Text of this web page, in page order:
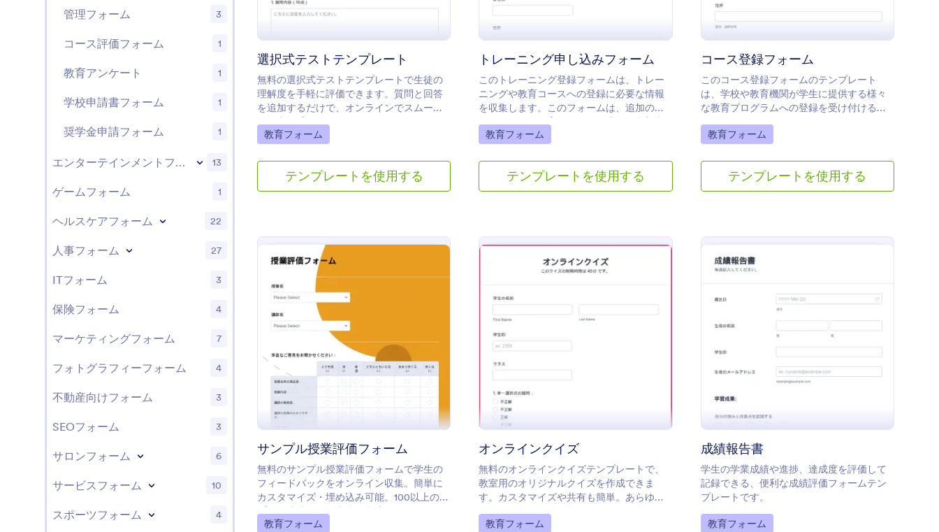
するために配色をカスタマイズすることが
能では、あなたが既に使用している他のア
カウントに直接テスト結果を送信すること
が簡単にできます。Googleシート、Google
ドライブ、またそれ以外の統合機能が用意
されています。無料のオンライン数学クイ
ズのテンプレートを使用して、生徒の学習
を支援するスマートな採点方法により、よ
り多くの時間を生徒と費やすことができま
トを使用して、生徒の学習を支援しましょ
選択式テストテンプレート
無料の選択式テストテンプレートで生徒の
理解度を手軽に評価できます。質問と回答
を追加するだけで、オンラインでスムーズ
に提出を受け付けられます。
Go to Category:
教育フォーム
テンプレートを使用する
トレーニング申し込みフォーム
このトレーニング登録フォームは、トレー
ニングや教育コースへの登録に必要な情報
を収集します。このフォームは、追加のト
レーニングや教育サービスを求める参加者
や学生の登録に使用できます。このフォー
Jotformが提供する20種類以上の決済プロ
セッサーのいずれかと統合することができ
ます。このフォームは完全にカスタマイズ
すべて収集することができます。
Go to Category:
教育フォーム
テンプレートを使用する
コース登録フォーム
このコース登録フォームのテンプレート
は、学校や教育機関が学生に提供する様々
な教育プログラムへの登録を受け付けるた
めに使用することができます。このフォー
ムでは、登録やデータ処理を容易にするた
の必要な情報のみを収集します。また、こ
の授業登録テンプレートでは、コースがハ
イライトされており、学生がコースを検索
登録プロセスに関するコメントを送信した
り、登録に関する質問をするためのテキス
トエリアが用意されています。
Go to Category:
教育フォーム
テンプレートを使用する
プレビュー: サンプル授業評価フォーム
サンプル授業評価フォーム
無料のサンプル授業評価フォームで学生の
フィードバックをオンライン収集。簡単に
カスタマイズ・埋め込み可能。100以上のア
プリと連携でき、先生に最適です。
Go to Category:
教育フォーム
オンラインクイズ
無料のオンラインクイズテンプレートで、
教室用のオリジナルクイズを作成できま
す。カスタマイズや共有も簡単。あらゆる
デバイスから回答可能で、リモート学習に
も最適です。
Go to Category:
教育フォーム
: 成績報告書
成績報告書
学生の学業成績や進捗、達成度を評価して
記録できる、便利な成績評価フォームテン
プレートです。
Go to Category:
教育フォーム
管理フォーム 3
コース評価フォーム 1
教育アンケート 1
学校申請書フォーム 1
奨学金申請フォーム 1
エンターテインメントフォーム 13
ゲームフォーム 1
ヘルスケアフォーム 22
人事フォーム 27
ITフォーム 3
保険フォーム 4
マーケティングフォーム 7
フォトグラフィーフォーム 4
不動産向けフォーム 3
SEOフォーム 3
サロンフォーム 6
サービスフォーム 10
スポーツフォーム 4